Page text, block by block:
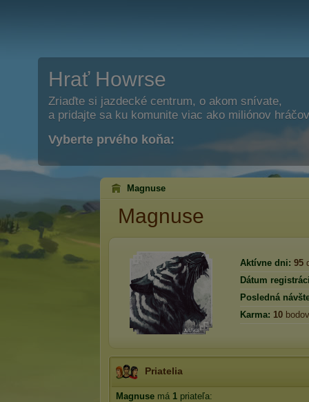
Hrať Howrse
Zriaďte si jazdecké centrum, o akom snívate,
a pridajte sa ku komunite viac ako miliónov
Vyberte prvého koňa:
Magnuse
Magnuse
Aktívne dni: 95
Dátum
Posledná
Karma: 10 bodov
Priatelia
Magnuse má 1 priateľa: